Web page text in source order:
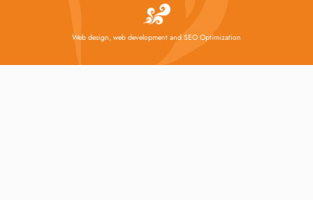
Web design, web development and SEO Optimization